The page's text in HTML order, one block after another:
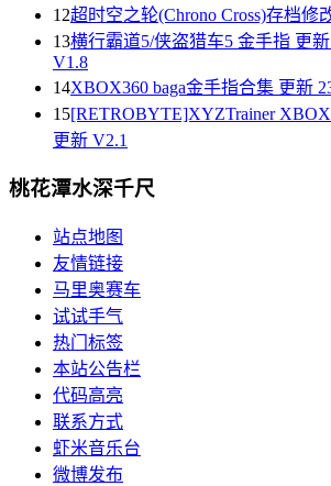
12超时空之轮(Chrono Cross)存档修
13横行霸道5/侠盗猎车5 金手指 更
V1.8
14XBOX360 baga金手指合集 更新
15[RETROBYTE]XYZTrainer
更新 V2.1
桃花潭水深千尺
站点地图
友情链接
马里奥赛车
试试手气
热门标签
本站公告栏
代码高亮
联系方式
虾米音乐台
微博发布